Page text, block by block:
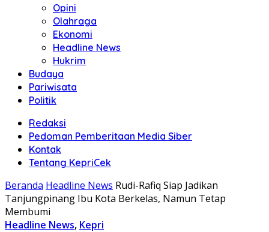
Opini
Olahraga
Ekonomi
Headline News
Hukrim
Budaya
Pariwisata
Politik
Redaksi
Pedoman Pemberitaan Media Siber
Kontak
Tentang KepriCek
Beranda Headline News Rudi-Rafiq Siap Jadikan
Tanjungpinang Ibu Kota Berkelas, Namun Tetap
Membumi
Headline News, Kepri